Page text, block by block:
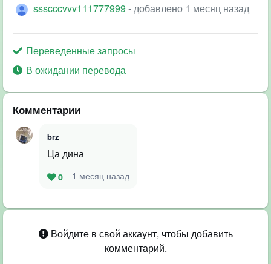
ssscccvvv111777999 - добавлено 1 месяц назад
Переведенные запросы
В ожидании перевода
Комментарии
brz
Ца дина
0 1 месяц назад
Войдите в свой аккаунт, чтобы добавить
комментарий.